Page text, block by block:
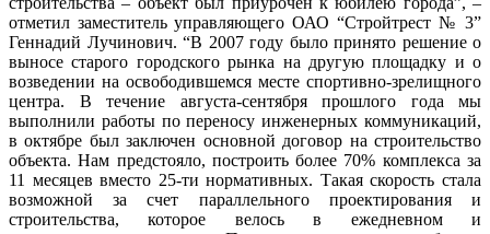
отметил заместитель управляющего ОАО “Стройтрест № 3”
Геннадий Лучинович. “В 2007 году было принято решение о
выносе старого городского рынка на другую площадку и о
возведении на освободившемся месте спортивно-зрелищного
центра. В течение августа-сентября прошлого года мы
выполнили работы по переносу инженерных коммуникаций,
в октябре был заключен основной договор на строительство
объекта. Нам предстояло, построить более 70% комплекса за
11 месяцев вместо 25-ти нормативных. Такая скорость стала
возможной за счет параллельного проектирования и
строительства, которое велось в ежедневном и